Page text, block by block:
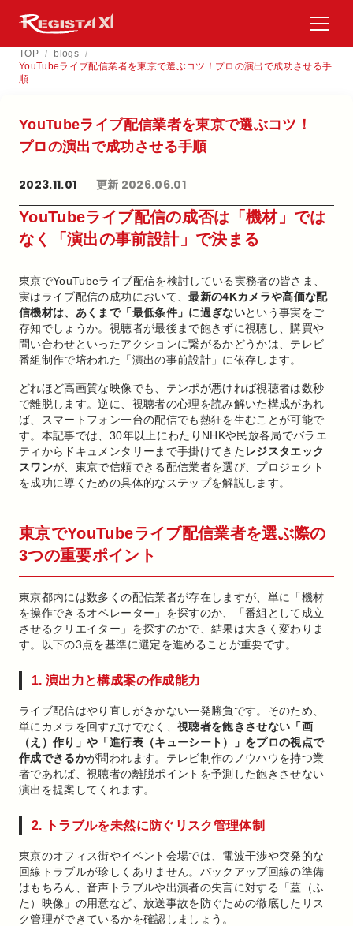
TOP / blogs /
YouTubeライブ配信業者を東京で選ぶコツ！プロの演出で成功させる手
順
YouTubeライブ配信業者を​東京で​選ぶコツ！​
プロの​演出で​成功させる​手順
2023.11.01 更新 2026.06.01
YouTubeライブ配信の成否は「機材」では
なく「演出の事前設計」で決まる
東京でYouTubeライブ配信を検討している実務者の皆さま、
実はライブ配信の成功において、最新の4Kカメラや高価な配
信機材は、あくまで「最低条件」に過ぎないという事実をご
存知でしょうか。視聴者が最後まで飽きずに視聴し、購買や
問い合わせといったアクションに繋がるかどうかは、テレビ
番組制作で培われた「演出の事前設計」に依存します。
どれほど高画質な映像でも、テンポが悪ければ視聴者は数秒
で離脱します。逆に、視聴者の心理を読み解いた構成があれ
ば、スマートフォン一台の配信でも熱狂を生むことが可能で
す。本記事では、30年以上にわたりNHKや民放各局でバラエ
ティからドキュメンタリーまで手掛けてきた レジスタエック
スワンが、東京で信頼できる配信業者を選び、プロジェクト
を成功に導くための具体的なステップを解説します。
東京でYouTubeライブ配信業者を選ぶ際の
3つの重要ポイント
東京都内には数多くの配信業者が存在しますが、単に「機材
を操作できるオペレーター」を探すのか、「番組として成立
させるクリエイター」を探すのかで、結果は大きく変わりま
す。以下の3点を基準に選定を進めることが重要です。
1. 演出力と構成案の作成能力
ライブ配信はやり直しがきかない一発勝負です。そのため、
単にカメラを回すだけでなく、 視聴者を飽きさせない「画
（え）作り」や「進行表（キューシート）」をプロの視点で
作成できるかが問われます。テレビ制作のノウハウを持つ業
者であれば、視聴者の離脱ポイントを予測した飽きさせない
演出を提案してくれます。
2. トラブルを未然に防ぐリスク管理体制
東京のオフィス街やイベント会場では、電波干渉や突発的な
回線トラブルが珍しくありません。バックアップ回線の準備
はもちろん、音声トラブルや出演者の失言に対する「蓋（ふ
た）映像」の用意など、放送事故を防ぐための徹底したリス
ク管理ができているかを確認しましょう。